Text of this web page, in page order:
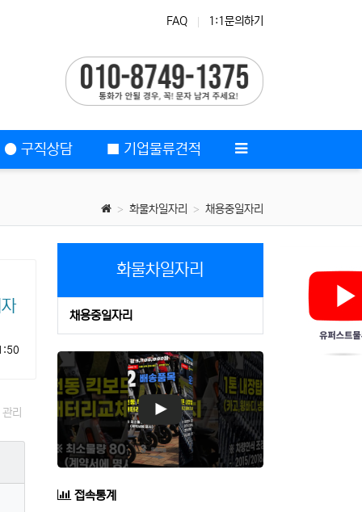
FAQ 1:1문의하기
● 구직상담 ■ 기업물류견적
화물차일자리 채용중일자리
관리
화물차일자리
채용중일자리
접속통계